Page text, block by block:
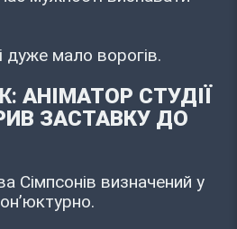
дуже мало ворогів.
АНІМАТОР СТУДІЇ
ЗАСТАВКУ ДО
Сімпсонів визначений у